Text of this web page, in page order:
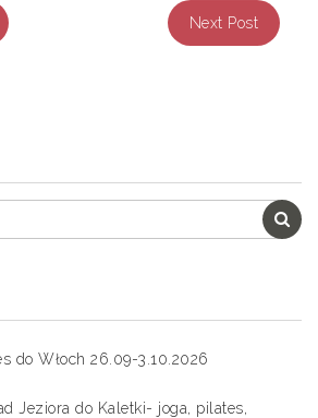
do Włoch 26.09-3.10.2026
Jeziora do Kaletki- joga, pilates,
Next Post